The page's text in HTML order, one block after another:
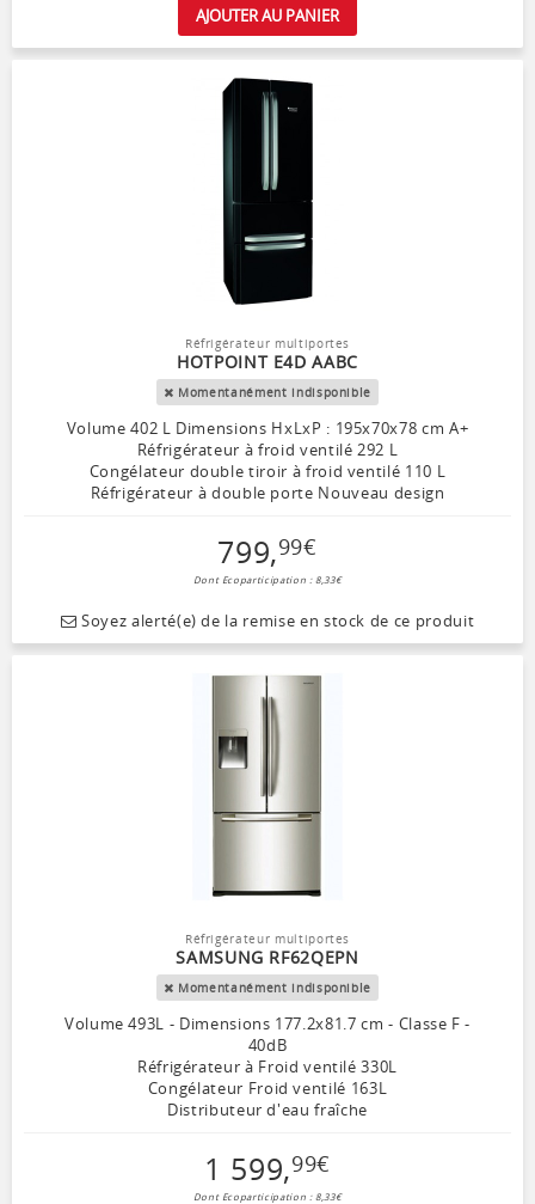
AJOUTER AU PANIER
Réfrigérateur multiportes
HOTPOINT E4D AABC
Momentanément indisponible
Volume 402 L Dimensions HxLxP : 195x70x78 cm A+
Réfrigérateur à froid ventilé 292 L
Congélateur double tiroir à froid ventilé 110 L
Réfrigérateur à double porte Nouveau design
799,99€
Dont Ecoparticipation : 8,33€
Soyez alerté(e) de la remise en stock de ce produit
Réfrigérateur multiportes
SAMSUNG RF62QEPN
Momentanément indisponible
Volume 493L - Dimensions 177.2x81.7 cm - Classe F -
40dB
Réfrigérateur à Froid ventilé 330L
Congélateur Froid ventilé 163L
Distributeur d'eau fraîche
1 599,99€
Dont Ecoparticipation : 8,33€